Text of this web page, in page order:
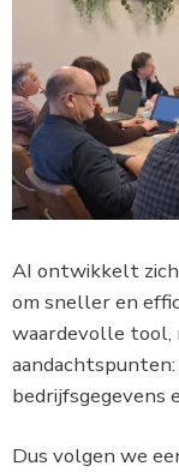
AI ontwikkelt
om sneller en
waardevolle tool,
bedrijfsgegevens
Dus volgen we